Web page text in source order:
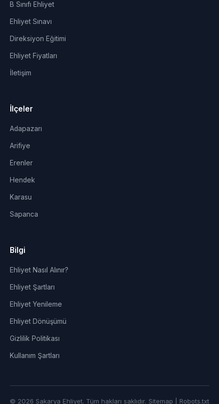
B Sınıfı Ehliyet
Ehliyet Sınavı
Direksiyon Eğitimi
Ehliyet Fiyatları
İletişim
İlçeler
Adapazarı
Arifiye
Erenler
Hendek
Karasu
Sapanca
Bilgi
Ehliyet Nasıl Alınır?
Ehliyet Şartları
Ehliyet Yenileme
Ehliyet Dönüşümü
Gizlilik Politikası
Kullanım Şartları
© 2026 Sakarya Ehliyet. Tüm hakları saklıdır. Sitemap Robots.txt